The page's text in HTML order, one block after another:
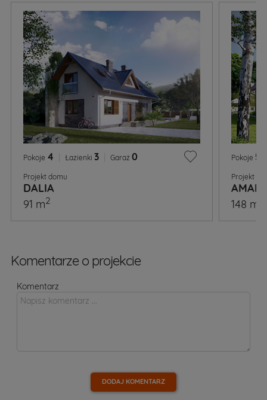
Pokoje 4 Łazienki 3 Garaż 0
Projekt domu
DALIA
91 m2
Pokoje 5
Projekt
148 m
Komentarze o projekcie
Komentarz
DODAJ KOMENTARZ